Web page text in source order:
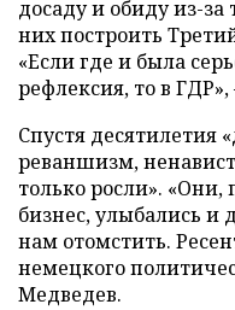
досаду и обиду из-за
них построить
«Если где и была
рефлексия, то в ГДР»,
Спустя десятилетия
реваншизм,
только росли».
бизнес, улыбались и
нам отомстить.
немецкого
Медведев.